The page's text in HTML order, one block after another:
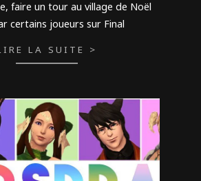
faire un tour au village de Noël
certains joueurs sur Final
LA SUITE >